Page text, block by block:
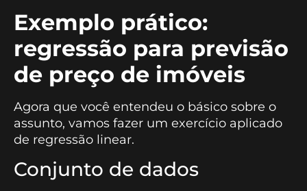
Exemplo prático:
regressão para previsão
de preço de imóveis
Agora que você entendeu o básico sobre o
assunto, vamos fazer um exercício aplicado
de regressão linear.
Conjunto de dados